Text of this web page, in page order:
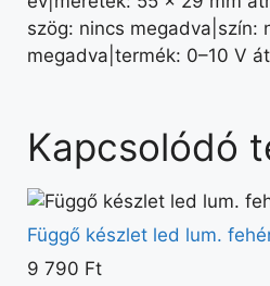
szög: nincs megadva|szín:
megadva|termék: 0–10 V
Kapcsolódó
Függő készlet led lum.
9 790 Ft